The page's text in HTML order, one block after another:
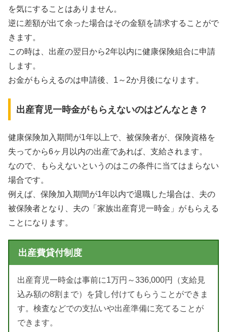
を気にすることはありません。
逆に差額が出て余った場合はその金額を請求することがで
きます。
この時は、出産の翌日から2年以内に健康保険組合に申請
します。
お金がもらえるのは申請後、1～2か月後になります。
出産育児一時金がもらえないのはどんなとき？
健康保険加入期間が1年以上で、被保険者が、保険資格を
失ってから6ヶ月以内の出産であれば、支給されます。
なので、もらえないというのはこの条件に当てはまらない
場合です。
例えば、保険加入期間が1年以内で退職した場合は、夫の
被保険者となり、夫の「家族出産育児一時金」がもらえる
ことになります。
出産費貸付制度
出産育児一時金は事前に1万円～336,000円（支給見
込み額の8割まで）を貸し付けてもらうことができま
す。検査などでの支払いや出産準備に充てることが
できます。